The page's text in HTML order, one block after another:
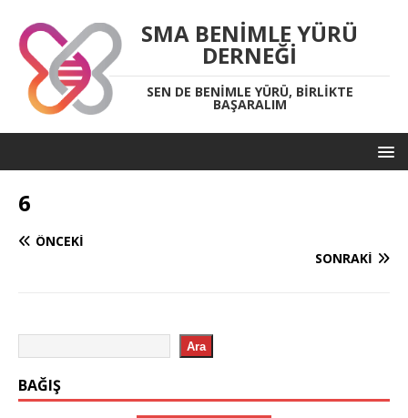
SMA BENIMLE YÜRÜ
DERNEĞI
SEN DE BENIMLE YÜRÜ, BIRLIKTE
BAŞARALIM
6
ÖNCEKI
SONRAKI
Ara
BAĞIŞ